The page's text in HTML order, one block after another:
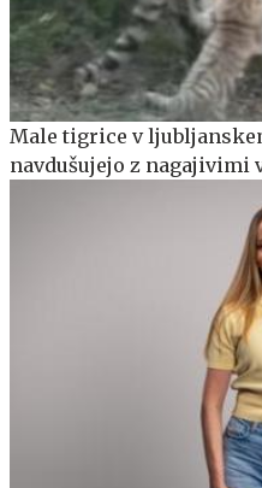
Male tigrice v
navdušujejo z nagajivimi